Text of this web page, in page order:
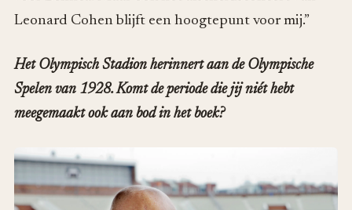
Leonard Cohen blijft een hoogtepunt voor mij.”
Het Olympisch Stadion herinnert aan de Olympische
Spelen van 1928. Komt de periode die jij niét hebt
meegemaakt ook aan bod in het boek?